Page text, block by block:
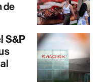
de
S&P